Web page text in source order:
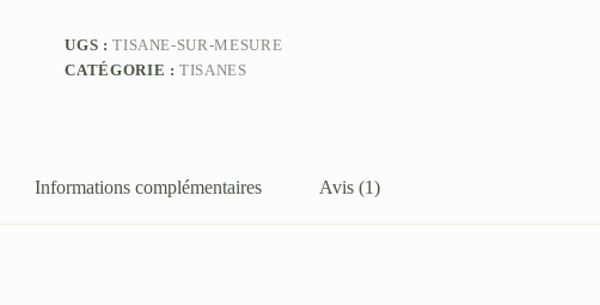
UGS :TISANE-SUR-MESURE
CATÉGORIE :TISANES
Informations complémentaires Avis (1)